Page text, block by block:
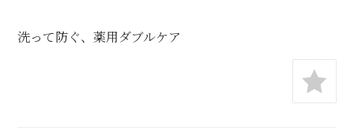
洗って防ぐ、薬用ダブルケア